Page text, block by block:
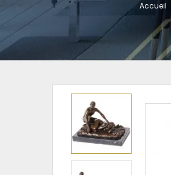
Accueil